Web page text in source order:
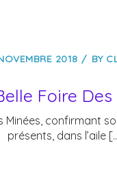
2018 BY
Foire Des
confirmant
présents, dans l’aile